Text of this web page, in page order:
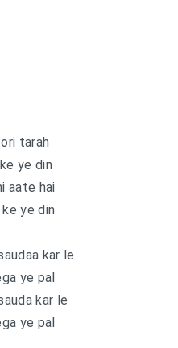
tarah
ye din
aate hai
ye din
kar le
ye pal
kar le
ye pal